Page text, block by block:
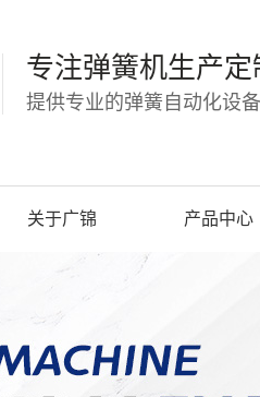
专注弹簧机生产定
提供专业的弹簧自动化设
关于广锦 产品中心